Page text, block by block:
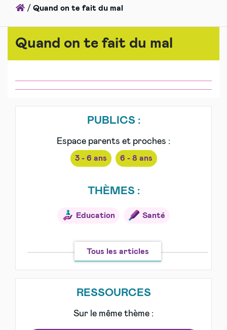
Accueil
/ Quand on te fait du mal
Quand on te fait du mal
PUBLICS :
Espace parents et proches :
3 - 6 ans 6 - 8 ans
THÈMES :
Education Santé
Tous les articles
RESSOURCES
Sur le même thème :